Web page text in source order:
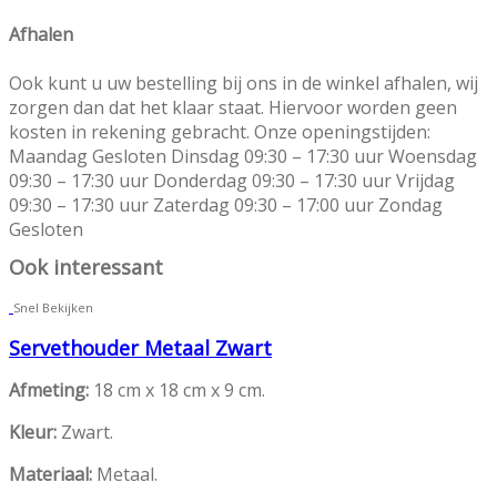
Afhalen
Ook kunt u uw bestelling bij ons in de winkel afhalen, wij
zorgen dan dat het klaar staat. Hiervoor worden geen
kosten in rekening gebracht. Onze openingstijden:
Maandag Gesloten Dinsdag 09:30 – 17:30 uur Woensdag
09:30 – 17:30 uur Donderdag 09:30 – 17:30 uur Vrijdag
09:30 – 17:30 uur Zaterdag 09:30 – 17:00 uur Zondag
Gesloten
Ook interessant
Snel Bekijken
Servethouder Metaal Zwart
Afmeting: 18 cm x 18 cm x 9 cm.
Kleur: Zwart.
Materiaal: Metaal.